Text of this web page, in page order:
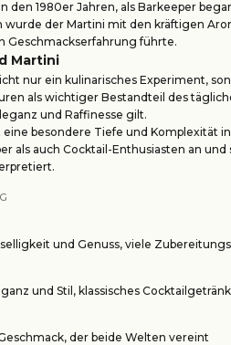
den 1980er Jahren, als Barkeeper
der Martini mit den kräftigen
Geschmackserfahrung führte.
Martini
nur ein kulinarisches Experiment,
als wichtiger Bestandteil des
und Raffinesse gilt.
besondere Tiefe und Komplexität
als auch Cocktail-Enthusiasten an und
und Genuss, viele
und Stil, klassisches Cocktailgetränk
der beide Welten vereint